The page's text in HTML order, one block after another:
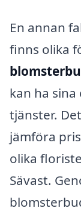
En annan
finns olika
kan ha
tjänster.
jämföra
olika
Sävast.